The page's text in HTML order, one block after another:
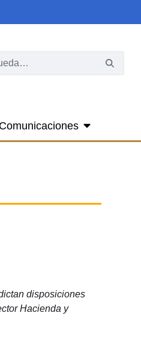
Comunicaciones
disposiciones
Hacienda y